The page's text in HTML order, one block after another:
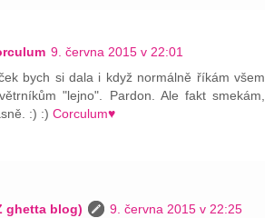
9. června 2015 v 22:01
bych si dala i když normálně říkám všem
"lejno". Pardon. Ale fakt smekám,
:) :) Corculum♥
ghetta blog)
9. června 2015 v 22:25